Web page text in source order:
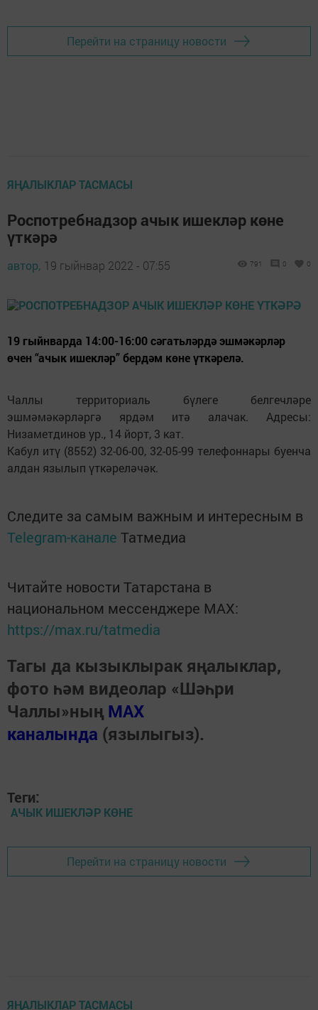
Перейти на страницу новости
ЯҢАЛЫКЛАР ТАСМАСЫ
Роспотребнадзор ачык ишекләр көне
үткәрә
автор, 19 гыйнвар 2022 - 07:55 791 0 0
19 гыйнварда 14:00-16:00 сәгатьләрдә эшмәкәрләр
өчен “ачык ишекләр” бердәм көне үткәрелә.
Чаллы территориаль бүлеге белгечләре
эшмәмәкәрләргә ярдәм итә алачак. Адресы:
Низаметдинов ур., 14 йорт, 3 кат.
Кабул итү (8552) 32-06-00, 32-05-99 телефоннары буенча
алдан язылып үткәреләчәк.
Следите за самым важным и интересным в
Telegram-канале Татмедиа
Читайте новости Татарстана в
национальном мессенджере MАХ:
https://max.ru/tatmedia
Тагы да кызыклырак яңалыклар,
фото һәм видеолар «Шәһри
Чаллы»ның MAX
каналында (язылыгыз).
Теги:
АЧЫК ИШЕКЛӘР КӨНЕ
Перейти на страницу новости
ЯҢАЛЫКЛАР ТАСМАСЫ